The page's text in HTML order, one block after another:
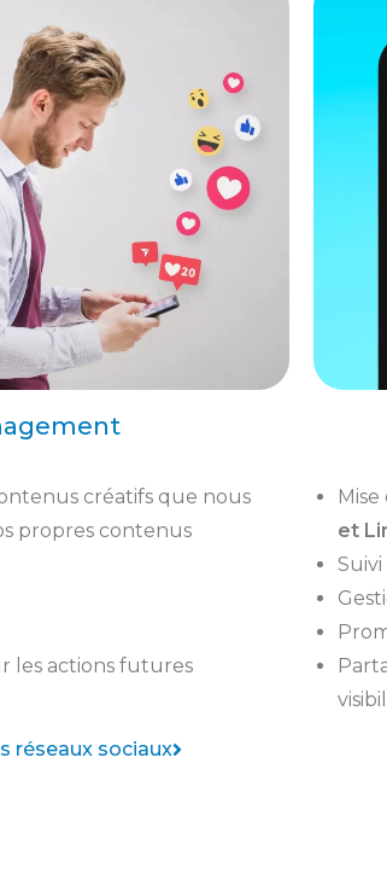
créatifs que nous
propres contenus
les actions futures
réseaux sociaux
et